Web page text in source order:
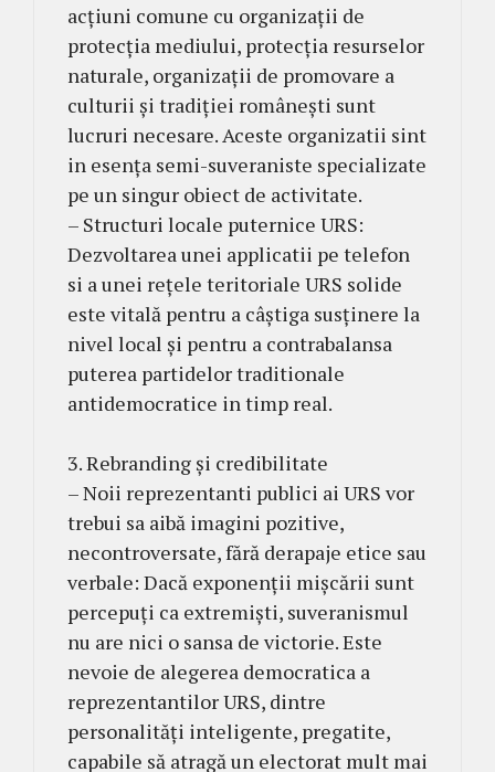
acțiuni comune cu organizații de
protecția mediului, protecția resurselor
naturale, organizații de promovare a
culturii și tradiției românești sunt
lucruri necesare. Aceste organizatii sint
in esența semi-suveraniste specializate
pe un singur obiect de activitate.
– Structuri locale puternice URS:
Dezvoltarea unei applicatii pe telefon
si a unei rețele teritoriale URS solide
este vitală pentru a câștiga susținere la
nivel local și pentru a contrabalansa
puterea partidelor traditionale
antidemocratice in timp real.
3. Rebranding și credibilitate
– Noii reprezentanti publici ai URS vor
trebui sa aibă imagini pozitive,
necontroversate, fără derapaje etice sau
verbale: Dacă exponenții mișcării sunt
percepuți ca extremiști, suveranismul
nu are nici o sansa de victorie. Este
nevoie de alegerea democratica a
reprezentantilor URS, dintre
personalități inteligente, pregatite,
capabile să atragă un electorat mult mai